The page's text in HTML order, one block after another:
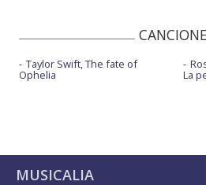
Taylor Swift, The fate of
Ophelia La
MUSICALIA